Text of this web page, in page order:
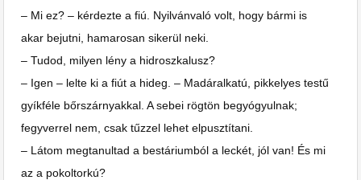
– Mi ez? – kérdezte a fiú. Nyilvánvaló volt, hogy bármi is
akar bejutni, hamarosan sikerül neki.
– Tudod, milyen lény a hidroszkalusz?
– Igen – lelte ki a fiút a hideg. – Madáralkatú, pikkelyes testű
gyíkféle bőrszárnyakkal. A sebei rögtön begyógyulnak;
fegyverrel nem, csak tűzzel lehet elpusztítani.
– Látom megtanultad a bestáriumból a leckét, jól van! És mi
az a pokoltorkú?